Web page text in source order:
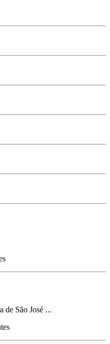
de São José ...